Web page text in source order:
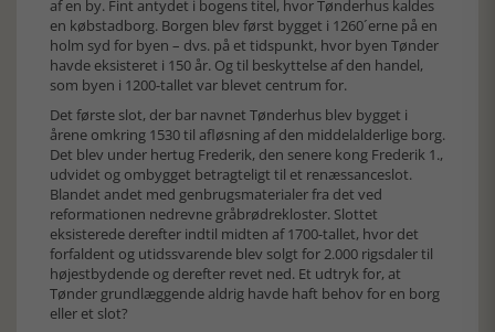
af en by. Fint antydet i bogens titel, hvor Tønderhus kaldes
en købstadborg. Borgen blev først bygget i 1260´erne på en
holm syd for byen – dvs. på et tidspunkt, hvor byen Tønder
havde eksisteret i 150 år. Og til beskyttelse af den handel,
som byen i 1200-tallet var blevet centrum for.
Det første slot, der bar navnet Tønderhus blev bygget i
årene omkring 1530 til afløsning af den middelalderlige borg.
Det blev under hertug Frederik, den senere kong Frederik 1.,
udvidet og ombygget betragteligt til et renæssanceslot.
Blandet andet med genbrugsmaterialer fra det ved
reformationen nedrevne gråbrødrekloster. Slottet
eksisterede derefter indtil midten af 1700-tallet, hvor det
forfaldent og utidssvarende blev solgt for 2.000 rigsdaler til
højestbydende og derefter revet ned. Et udtryk for, at
Tønder grundlæggende aldrig havde haft behov for en borg
eller et slot?